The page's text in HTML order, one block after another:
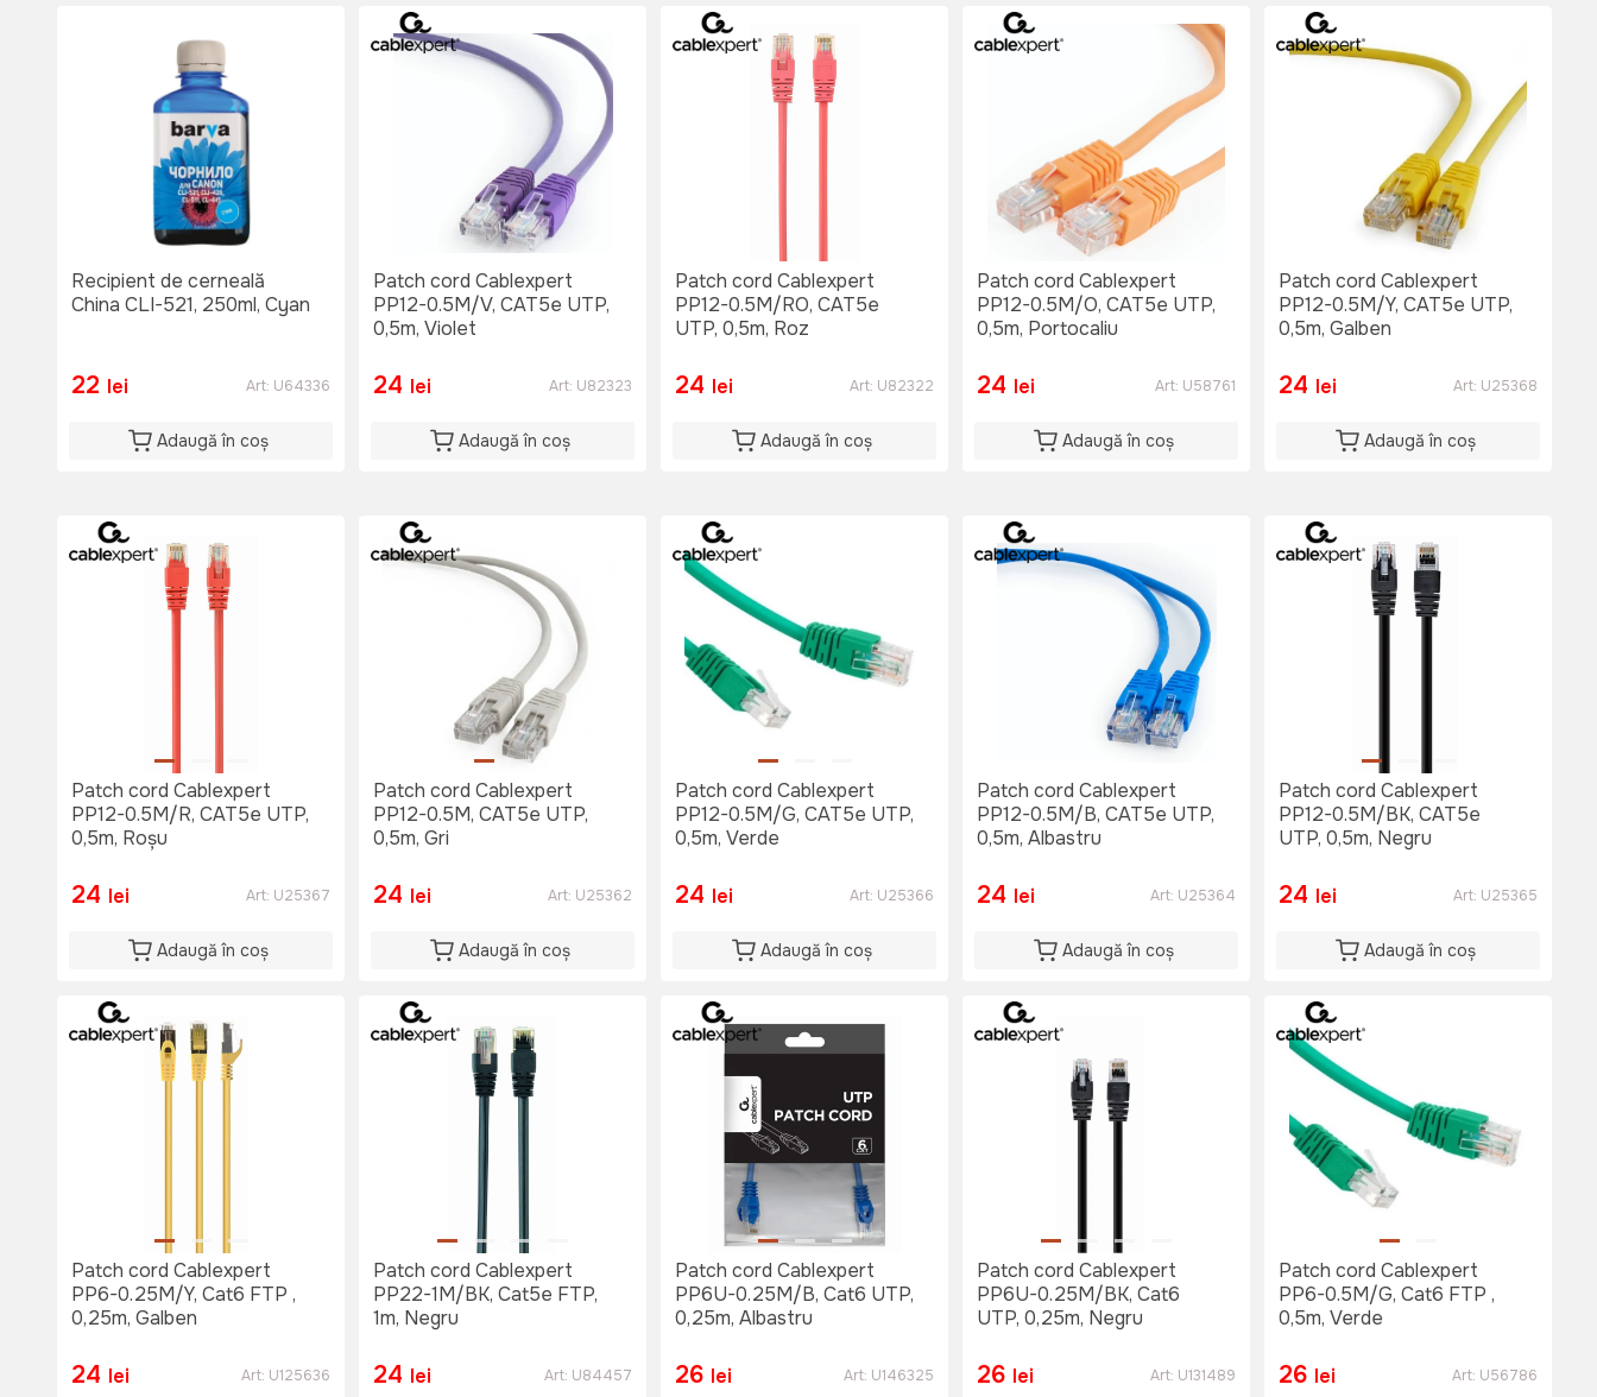
Recipient de cerneală
China CLI-521, 250ml, Cyan
22 lei Art: U64336
Adaugă în coș
Patch cord Cablexpert
PP12-0.5M/V, CAT5e UTP,
0,5m, Violet
24 lei Art: U82323
Adaugă în coș
Patch cord Cablexpert
PP12-0.5M/RO, CAT5e
UTP, 0,5m, Roz
24 lei Art: U82322
Adaugă în coș
Patch cord Cablexpert
PP12-0.5M/O, CAT5e UTP,
0,5m, Portocaliu
24 lei Art: U58761
Adaugă în coș
Patch cord Cablexpert
PP12-0.5M/Y, CAT5e UTP,
0,5m, Galben
24 lei Art: U25368
Adaugă în coș
Patch cord Cablexpert
PP12-0.5M/R, CAT5e UTP,
0,5m, Roșu
24 lei Art: U25367
Adaugă în coș
Patch cord Cablexpert
PP12-0.5M, CAT5e UTP,
0,5m, Gri
24 lei Art: U25362
Adaugă în coș
Patch cord Cablexpert
PP12-0.5M/G, CAT5e UTP,
0,5m, Verde
24 lei Art: U25366
Adaugă în coș
Patch cord Cablexpert
PP12-0.5M/B, CAT5e UTP,
0,5m, Albastru
24 lei Art: U25364
Adaugă în coș
Patch cord Cablexpert
PP12-0.5M/BK, CAT5e
UTP, 0,5m, Negru
24 lei Art: U25365
Adaugă în coș
Patch cord Cablexpert
PP6-0.25M/Y, Cat6 FTP ,
0,25m, Galben
24 lei Art: U125636
Patch cord Cablexpert
PP22-1M/BK, Cat5e FTP,
1m, Negru
24 lei Art: U84457
Patch cord Cablexpert
PP6U-0.25M/B, Cat6 UTP,
0,25m, Albastru
26 lei Art: U146325
Patch cord Cablexpert
PP6U-0.25M/BK, Cat6
UTP, 0,25m, Negru
26 lei Art: U131489
Patch cord Cablexpert
PP6-0.5M/G, Cat6 FTP ,
0,5m, Verde
26 lei Art: U56786